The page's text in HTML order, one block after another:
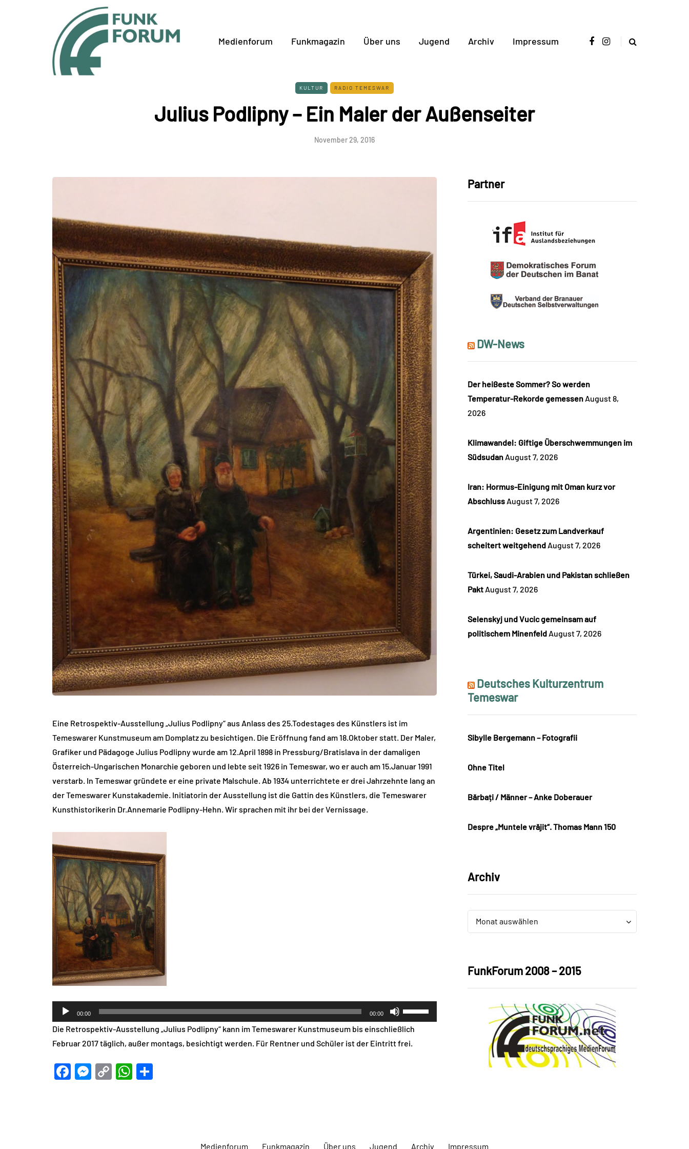
Medienforum Funkmagazin Über uns Jugend Archiv Impressum
KULTUR RADIO TEMESWAR
Julius Podlipny – Ein Maler der Außenseiter
November 29, 2016
Eine Retrospektiv-Ausstellung „Julius Podlipny“ aus Anlass des 25.Todestages des Künstlers ist im
Temeswarer Kunstmuseum am Domplatz zu besichtigen. Die Eröffnung fand am 18.Oktober statt. Der Maler,
Grafiker und Pädagoge Julius Podlipny wurde am 12.April 1898 in Pressburg/Bratislava in der damaligen
Österreich-Ungarischen Monarchie geboren und lebte seit 1926 in Temeswar, wo er auch am 15.Januar 1991
verstarb. In Temeswar gründete er eine private Malschule. Ab 1934 unterrichtete er drei Jahrzehnte lang an
der Temeswarer Kunstakademie. Initiatorin der Ausstellung ist die Gattin des Künstlers, die Temeswarer
Kunsthistorikerin Dr.Annemarie Podlipny-Hehn. Wir sprachen mit ihr bei der Vernissage.
Audio-
Player
00:00 00:00
Pfeiltasten
Hoch/Runter
Die Retrospektiv-Ausstellung „Julius Podlipny“ kann im Temeswarer Kunstmuseum bis einschließlich
Februar 2017 täglich, außer montags, besichtigt werden. Für Rentner und Schüler ist der Eintritt frei.
Facebook
Messenger
CopyWhatsApp
Partner
DW-News
Der heißeste Sommer? So werden
Temperatur-Rekorde gemessen August 8,
2026
Klimawandel: Giftige Überschwemmungen im
Südsudan August 7, 2026
Iran: Hormus-Einigung mit Oman kurz vor
Abschluss August 7, 2026
Argentinien: Gesetz zum Landverkauf
scheitert weitgehend August 7, 2026
Türkei, Saudi-Arabien und Pakistan schließen
Pakt August 7, 2026
Selenskyj und Vucic gemeinsam auf
politischem Minenfeld August 7, 2026
Deutsches Kulturzentrum
Temeswar
Sibylle Bergemann – Fotografii
Ohne Titel
Bărbați / Männer – Anke Doberauer
Despre „Muntele vrăjit“. Thomas Mann 150
Archiv
Archiv
Monat auswählen
Archiv
FunkForum 2008 – 2015
Medienforum Funkmagazin Über uns Jugend Archiv Impressum